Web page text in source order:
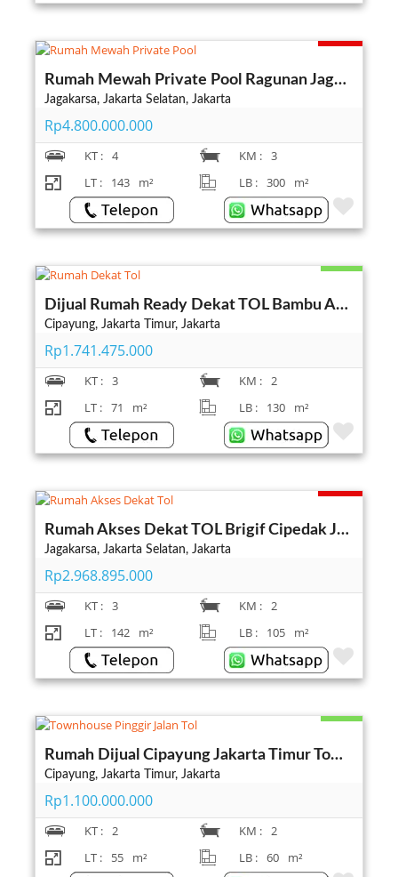
Rumah Mewah Private Pool Ragunan Jagakarsa Jakarta Selatan
Jagakarsa, Jakarta Selatan, Jakarta
Rp4.800.000.000
KT : 4 KM : 3
LT :
143 m² LB : 300 m²
Dijual Rumah Ready Dekat TOL Bambu Apus Cipayung Jakarta Timur
Cipayung, Jakarta Timur, Jakarta
Rp1.741.475.000
KT : 3 KM : 2
LT : 71 m² LB : 130 m²
Rumah Akses Dekat TOL Brigif Cipedak Jagakarsa Jakarta Selatan
Jagakarsa, Jakarta Selatan, Jakarta
Rp2.968.895.000
KT : 3 KM : 2
LT :
142 m² LB : 105 m²
Rumah Dijual Cipayung Jakarta Timur Townhouse Pinggir Jalan Tol
Cipayung, Jakarta Timur, Jakarta
Rp1.100.000.000
KT : 2 KM : 2
LT :
55 m² LB : 60 m²